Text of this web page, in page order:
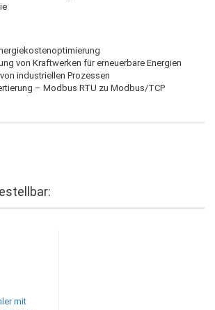
von Kraftwerken für erneuerbare Energien
industriellen Prozessen
– Modbus RTU zu Modbus/TCP